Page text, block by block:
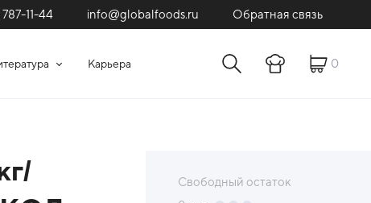
11-44 info@globalfoods.ru Обратная связь
Карьера 0
Свободный остаток